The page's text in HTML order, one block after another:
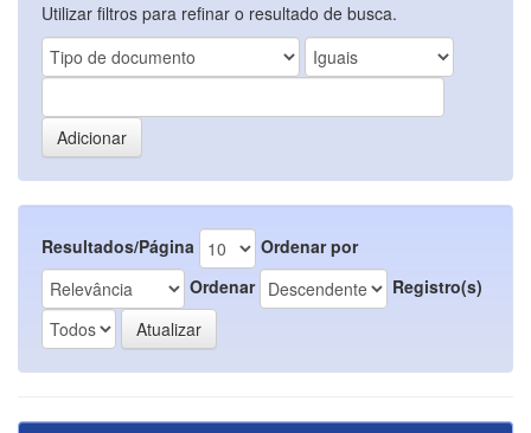
Utilizar filtros para refinar o resultado de busca.
Resultados/Página
Ordenar por
Ordenar
Registro(s)